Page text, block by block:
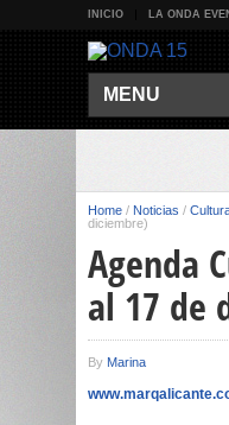
INICIO LA ONDA
MENU
Home / Noticias /
diciembre)
Agenda
al 17 de
By Marina